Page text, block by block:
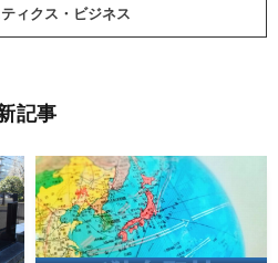
ィクス・ビジネス
記事